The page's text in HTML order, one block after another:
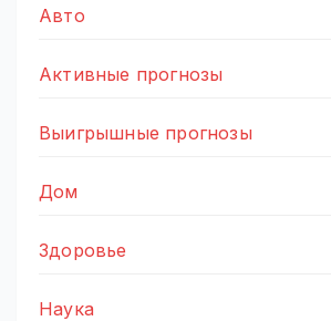
Авто
Активные прогнозы
Выигрышные прогнозы
Дом
Здоровье
Наука